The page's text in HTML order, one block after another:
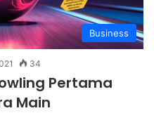
Business
34
Pertama
Main